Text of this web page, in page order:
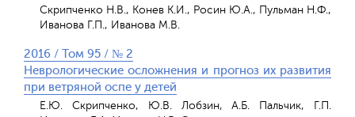
Скрипченко Н.В., Конев К.И., Росин Ю.А., Пульман Н.Ф.,
Иванова Г.П., Иванова М.В.
2016 / Том 95 / № 2
Неврологические осложнения и прогноз их развития
при ветряной оспе у детей
Е.Ю. Скрипченко, Ю.В. Лобзин, А.Б. Пальчик, Г.П.